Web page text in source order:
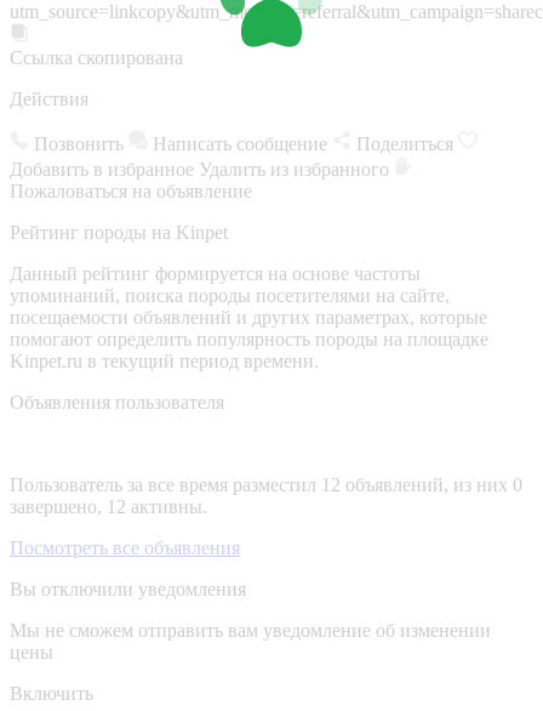
Ссылка скопирована
Действия
Позвонить Написать сообщение
Поделиться
Добавить в избранное Удалить из избранного
Пожаловаться на объявление
Рейтинг породы на Kinpet
Данный рейтинг формируется на основе частоты
упоминаний, поиска породы посетителями на сайте,
посещаемости объявлений и других параметрах, которые
помогают определить популярность породы на площадке
Kinpet.ru в текущий период времени.
Объявления пользователя
Пользователь за все время разместил 12 объявлений, из них 0
завершено, 12 активны.
Посмотреть все объявления
Вы отключили уведомления
Мы не сможем отправить вам уведомление об изменении
цены
Включить